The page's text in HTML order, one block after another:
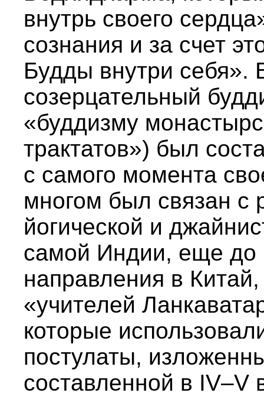
внутрь своего
сознания и за счет
Будды внутри себя».
созерцательный
«буддизму
трактатов») был
с самого момента
многом был связан с
йогической и
самой Индии, еще до
направления в
«учителей
которые
постулаты,
составленной в IV–V